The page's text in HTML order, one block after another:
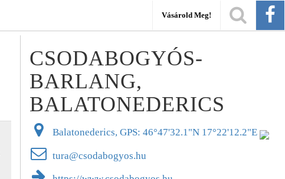
Vásárold Meg!
CSODABOGYÓS-
BARLANG,
BALATONEDERICS
Balatonederics, GPS: 46°47'32.1"N 17°22'12.2"E
tura@csodabogyos.hu